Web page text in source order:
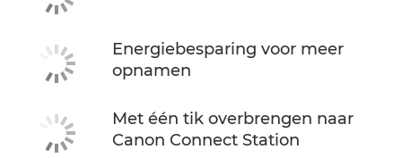
Energiebesparing voor meer
opnamen
Met één tik overbrengen naar
Canon Connect Station